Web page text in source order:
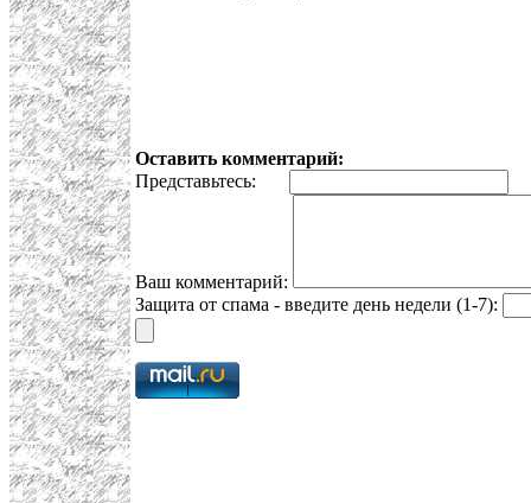
Оставить комментарий:
Представьтесь:
Ваш комментарий:
Защита от спама - введите день недели (1-7):